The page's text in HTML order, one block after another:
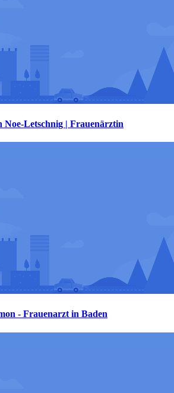
Letschnig | Frauenärztin
- Frauenarzt in Baden